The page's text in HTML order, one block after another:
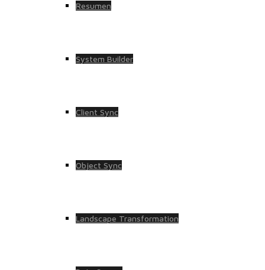
Resumen
System Builder
Client Sync
Object Sync
Landscape Transformation